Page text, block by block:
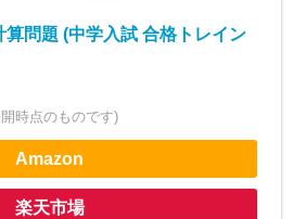
算問題 (中学入試 合格トレイン
時点のものです)
Amazon
楽天市場